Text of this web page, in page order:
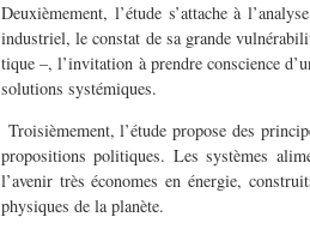
Deux­ième­ment, l’étude s’attache à
indus­triel, le con­stat de sa grande
tique –, l’invitation à pren­dre con­science
solu­tions systémiques.
Troisième­ment, l’étude pro­pose des
propo­si­tions poli­tiques. Les sys­tèmes
l’avenir très économes en énergie,
physiques de la planète.